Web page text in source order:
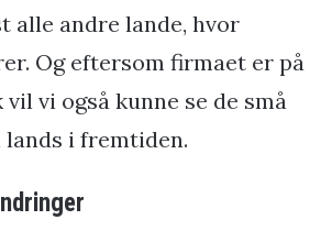
alle andre lande, hvor
Og eftersom firmaet er på
vi også kunne se de små
i fremtiden.